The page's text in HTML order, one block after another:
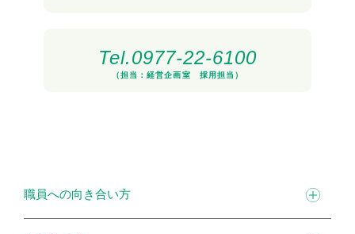
Tel.0977-22-6100
（担当：経営企画室 採用担当）
職員への向き合い方